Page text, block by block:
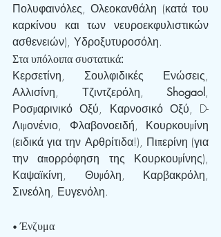
Πολυφαινόλες, Ολεοκανθάλη (κατά του
καρκίνου και των νευροεκφυλιστικών
ασθενειών), Υδροξυτυροσόλη.
Στα υπόλοιπα συστατικά:
Κερσετίνη, Σουλφιδικές Ενώσεις,
Αλλισίνη, Τζιντζερόλη, Shogaol,
Ροσμαρινικό Οξύ, Καρνοσικό Οξύ, D-
Λιμονένιο, Φλαβονοειδή, Κουρκουμίνη
(ειδικά για την Αρθρίτιδα!), Πιπερίνη (για
την απορρόφηση της Κουρκουμίνης),
Καψαϊκίνη, Θυμόλη, Καρβακρόλη,
Σινεόλη, Ευγενόλη.
• Ένζυμα